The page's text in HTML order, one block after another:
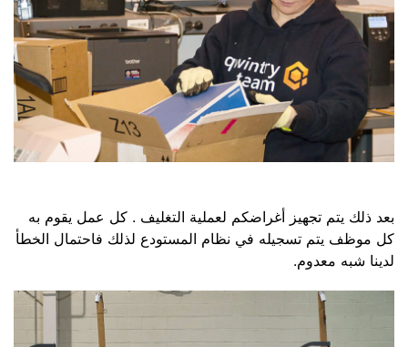
بعد ذلك يتم تجهيز أغراضكم لعملية التغليف . كل عمل يقوم به
كل موظف يتم تسجيله في نظام المستودع لذلك فاحتمال الخطأ
لدينا شبه معدوم.